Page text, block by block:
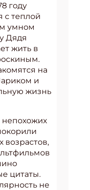
году
с теплой
умном
Дядя
жить в
на
и
жизнь
возрастов,
цитаты.
не